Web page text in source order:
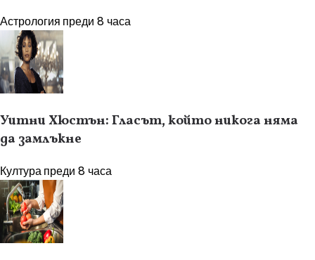
Астрология преди 8 часа
Уитни Хюстън: Гласът, който никога няма
да замлъкне
Културапреди 8 часа